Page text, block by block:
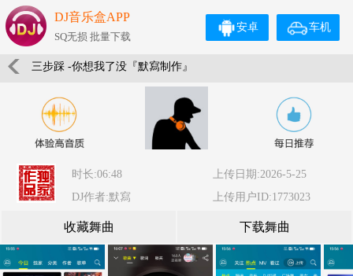
DJ音乐盒APP
SQ无损 批量下载
车机
安卓
三步踩 -你想我了没『默寫制作』
时长:06:48
上传日期:2026-5-25
DJ作者:默寫
上传用户ID:1773023
收藏舞曲 下载舞曲